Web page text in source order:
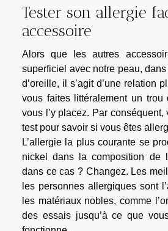
Tester son allergie
accessoire
Alors que les autres
superficiel avec notre peau,
d’oreille, il s’agit d’une relation
vous faites littéralement un trou
vous l’y placez. Par conséquent,
test pour savoir si vous êtes
L’allergie la plus courante se
nickel dans la composition de
dans ce cas ? Changez. Les
les personnes allergiques sont
les matériaux nobles, comme
des essais jusqu’à ce que